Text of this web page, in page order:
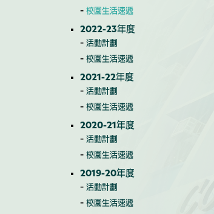
校園生活速遞
2022-23年度
活動計劃
校園生活速遞
2021-22年度
活動計劃
校園生活速遞
2020-21年度
活動計劃
校園生活速遞
2019-20年度
活動計劃
校園生活速遞